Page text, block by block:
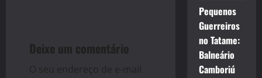
v
Deixe um comentário
O seu endereço de e-mail
Pequenos
Guerreiros
no Tatame:
Balneário
Camboriú